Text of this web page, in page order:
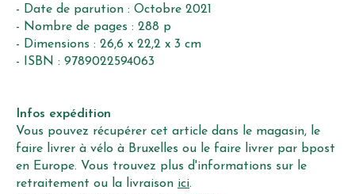
- Date de parution : Octobre 2021
- Nombre de pages : 288 p
- Dimensions : 26,6 x 22,2 x 3 cm
- ISBN : 9789022594063
Infos expédition
Vous pouvez récupérer cet article dans le magasin, le
faire livrer à vélo à Bruxelles ou le faire livrer par bpost
en Europe. Vous trouvez plus d'informations sur le
retraitement ou la livraison ici.